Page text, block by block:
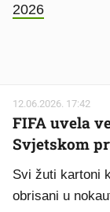
2026
12.06.2026. 17:42
FIFA uvela
Svjetskom
Svi žuti kartoni
obrisani u